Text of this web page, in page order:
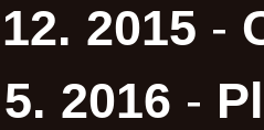
2015 -
2016 -